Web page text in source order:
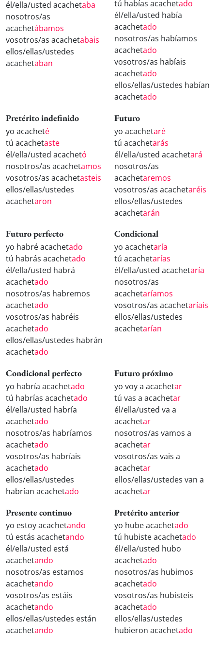
él/ella/usted acachetaba
nosotros/as
acachetábamos
vosotros/as acachetabais
ellos/ellas/ustedes
acachetaban
tú habías acachetado
él/ella/usted había
acachetado
nosotros/as habíamos
acachetado
vosotros/as habíais
acachetado
ellos/ellas/ustedes habían
acachetado
Pretérito indefinido
yo acacheté
tú acachetaste
él/ella/usted acachetó
nosotros/as acachetamos
vosotros/as acachetasteis
ellos/ellas/ustedes
acachetaron
Futuro
yo acachetaré
tú acachetarás
él/ella/usted acachetará
nosotros/as
acachetaremos
vosotros/as acachetaréis
ellos/ellas/ustedes
acachetarán
Futuro perfecto
yo habré acachetado
tú habrás acachetado
él/ella/usted habrá
acachetado
nosotros/as habremos
acachetado
vosotros/as habréis
acachetado
ellos/ellas/ustedes habrán
acachetado
Condicional
yo acachetaría
tú acachetarías
él/ella/usted acachetaría
nosotros/as
acachetaríamos
vosotros/as acachetaríais
ellos/ellas/ustedes
acachetarían
Condicional perfecto
yo habría acachetado
tú habrías acachetado
él/ella/usted habría
acachetado
nosotros/as habríamos
acachetado
vosotros/as habríais
acachetado
ellos/ellas/ustedes
habrían acachetado
Futuro próximo
yo voy a acachetar
tú vas a acachetar
él/ella/usted va a
acachetar
nosotros/as vamos a
acachetar
vosotros/as vais a
acachetar
ellos/ellas/ustedes van a
acachetar
Presente continuo
yo estoy acachetando
tú estás acachetando
él/ella/usted está
acachetando
nosotros/as estamos
acachetando
vosotros/as estáis
acachetando
ellos/ellas/ustedes están
acachetando
Pretérito anterior
yo hube acachetado
tú hubiste acachetado
él/ella/usted hubo
acachetado
nosotros/as hubimos
acachetado
vosotros/as hubisteis
acachetado
ellos/ellas/ustedes
hubieron acachetado